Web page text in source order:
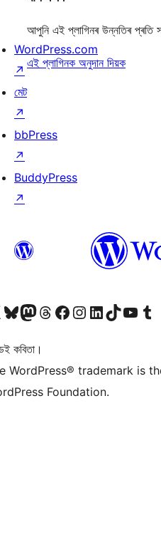
আপুনি এই প্লাগিনৰ উন্নতিৰ প্ৰতি
এই প্লাগিনক অনুদান দিয়ক
WordPress.com
↗
মেট
↗
bbPress
↗
BuddyPress
↗
যাওক
আমাৰ Bluesky একাউণ্টলৈ যাওকআমাৰ Mastodon একাউণ্টলৈ যাওকআমাৰ Threads একাউণ্টলৈ যাওকআমাৰ Facebook পৃষ্ঠালৈ যাওকআমাৰ Instagram একাউণ্টলৈ যাওকআমাৰ LinkedIn একাউণ্টলৈ যাওকআমাৰ TikTok একাউণ্টলৈ যাওকআমাৰ YouTube চেনেললৈ যাওকআমাৰ Tumblr একাউণ্টলৈ যাওক
কবিতা।
WordPress® trademark is
Foundation.